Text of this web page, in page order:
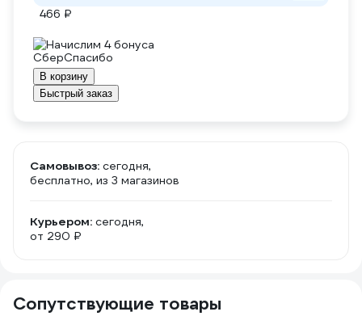
466 ₽
Начислим 4 бонуса
В корзину
Быстрый заказ
Самовывоз: сегодня,
бесплатно, из 3 магазинов
Курьером: сегодня,
от 290 ₽
Сопутствующие товары